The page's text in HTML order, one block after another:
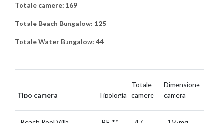
Totale camere: 169
Totale Beach Bungalow: 125
Totale Water Bungalow: 44
Tipo camera Tipologia
Totale
camere
Dimensione
camera